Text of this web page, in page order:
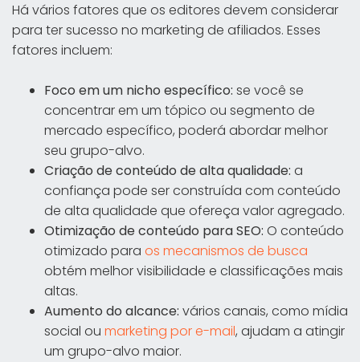
Há vários fatores que os editores devem considerar
para ter sucesso no marketing de afiliados. Esses
fatores incluem:
Foco em um nicho específico: se você se
concentrar em um tópico ou segmento de
mercado específico, poderá abordar melhor
seu grupo-alvo.
Criação de conteúdo de alta qualidade: a
confiança pode ser construída com conteúdo
de alta qualidade que ofereça valor agregado.
Otimização de conteúdo para SEO: O conteúdo
otimizado para os mecanismos de busca
obtém melhor visibilidade e classificações mais
altas.
Aumento do alcance: vários canais, como mídia
social ou marketing por e-mail, ajudam a atingir
um grupo-alvo maior.